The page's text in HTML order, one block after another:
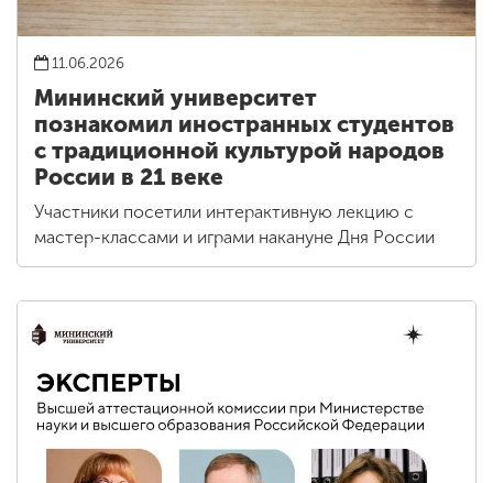
11.06.2026
Мининский университет
познакомил иностранных студентов
с традиционной культурой народов
России в 21 веке
Участники посетили интерактивную лекцию с
мастер-классами и играми накануне Дня России